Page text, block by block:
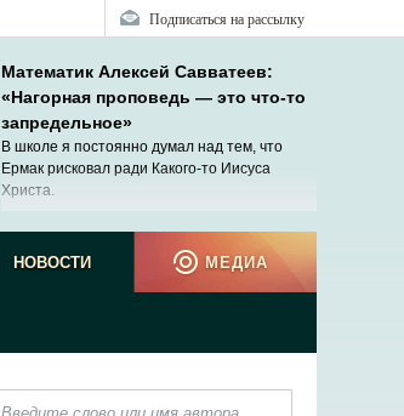
Подписаться на рассылку
Математик Алексей Савватеев:
«Нагорная проповедь — это что-то
запредельное»
В школе я постоянно думал над тем, что
Ермак рисковал ради Какого-то Иисуса
Христа.
НОВОСТИ МЕДИА